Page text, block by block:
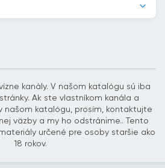
kanály. V našom katalógu sú iba
Ak ste vlastníkom kanála a
našom katalógu, prosím, kontaktujte
väzby a my ho odstránime.. Tento
určené pre osoby staršie ako
18 rokov.